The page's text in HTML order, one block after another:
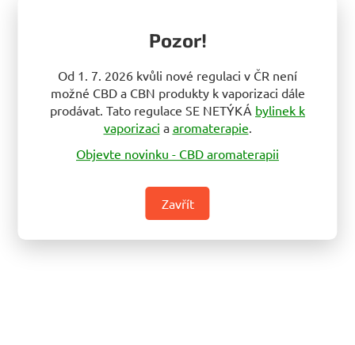
Pozor!
Od 1. 7. 2026 kvůli nové regulaci v ČR není
možné CBD a CBN produkty k vaporizaci dále
prodávat. Tato regulace SE NETÝKÁ bylinek k
vaporizaci a aromaterapie.
Objevte novinku - CBD aromaterapii
Zavřít